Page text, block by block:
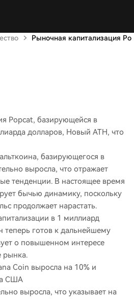
Рыночная капитализация Po
Popcat, базирующейся в
долларов, Новый ATH, что
базирующегося в
выросла, что отражает
тенденции. В настоящее время
бычью динамику, поскольку
продолжает нарастать.
в 1 миллиард
теперь готов к дальнейшему
о повышенном интересе
рынка.
Coin выросла на 10% и
США
выросла, что указывает на